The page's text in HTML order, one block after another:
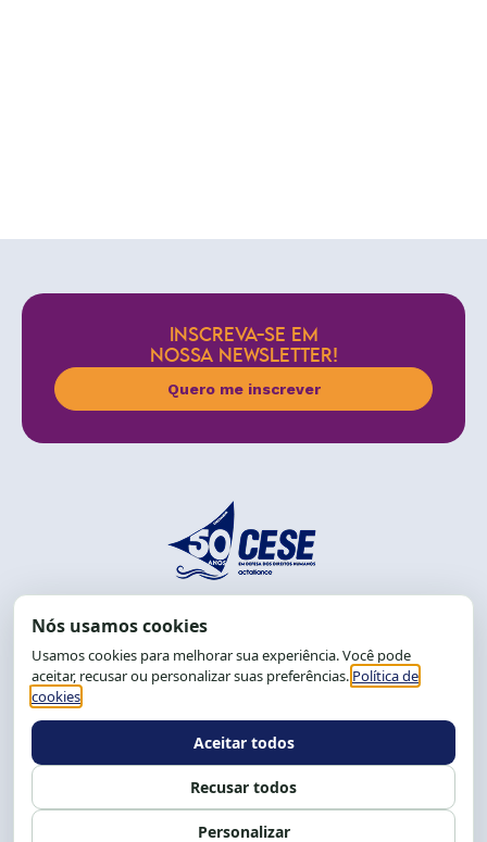
INSCREVA-SE EM
NOSSA NEWSLETTER!
Quero me inscrever
End.: R. da Graça, 150. Graça
CEP: 40.150-055
Salvador-BA, Brasil.
Tel.: (71) 2104-5457, Cel.: (71) 9 9239-2104 ou 2105
Expediente: 8h às 12h e 13 às 17h.
Siga nossas redes Fale conosco